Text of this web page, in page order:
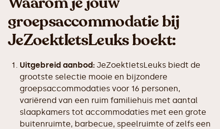
groepsaccommodatie bij
JeZoektIetsLeuks boekt:
Uitgebreid aanbod: JeZoektIetsLeuks biedt de
grootste selectie mooie en bijzondere
groepsaccommodaties voor 16 personen,
variërend van een ruim familiehuis met aantal
slaapkamers tot accommodaties met een grote
buitenruimte, barbecue, speelruimte of zelfs een